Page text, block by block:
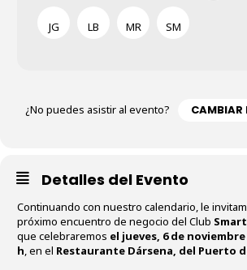
JG LB MR SM
¿No puedes asistir al evento? CAMBIAR
Detalles del Evento
Continuando con nuestro calendario, le
próximo encuentro de negocio del Club
que celebraremos el jueves, 6 de noviembre
h, en el Restaurante Dársena, del Puerto